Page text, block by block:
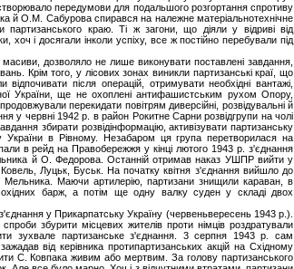
передумови для подальшого розгортання спротиву
й О.М. Сабурова спирався на належне матеріальнотехнічне
партизанського краю. Ті ж загони, що діяли у відриві від
хоч і досягали інколи успіху, все ж постійно перебували під
дозволяло не лише виконувати поставлені завдання,
Крім того, у лісових зонах виникли партизанські краї, що
після операцій, отримувати необхідні вантажі,
України, ще не охоплені антифашистським рухом Опору,
перекидати повітрям диверсійні, розвідувальні й
у червні 1942 р. в район Рокитне Сарни розвідгрупи на чолі
збирати розвідінформацію, активізувати партизанську
України в Рівному. Незабаром ця група перетворилася на
в рейд на Правобережжя у кінці лютого 1943 р. з'єднання
й О. Федорова. Останній отримав наказ УШПР вийти у
Луцьк, Буськ. На початку квітня з'єднання вийшло до
Маючи артилерію, партизани знищили караван, в
барж, а потім ще одну валку суден у складі двох
у Прикарпатську Україну (червеньвересень 1943 р.).
збурити місцевих жителів проти німців роздратували
зухвале партизанське з'єднання. 3 серпня 1943 р. сам
від керівника протипартизанських акцій на Східному
С. Ковпака живим або мертвим. За голову партизанського